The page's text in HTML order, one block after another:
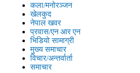
कला/मनोरञ्जन
खेलकुद
नेपाल खवर
प्रवास/एन आर एन
भिडियो सामाग्री
मुख्य समाचार
विचार/अन्तर्वार्ता
समाचार